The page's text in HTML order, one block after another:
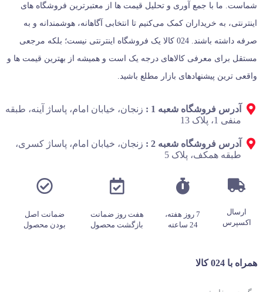
شماست. ما با جمع‌ آوری و تحلیل قیمت‌ ها از معتبرترین فروشگاه‌ های
اینترنتی، به خریداران کمک می‌کنیم تا انتخابی آگاهانه، هوشمندانه و به‌
صرفه داشته باشند. 024 کالا یک فروشگاه اینترنتی نیست؛ بلکه مرجعی
مستقل برای معرفی کالاهای درجه یک است و همیشه از بهترین قیمت‌ ها و
واقعی‌ ترین پیشنهادهای بازار مطلع باشید.
آدرس فروشگاه شعبه 1 :
زنجان، خیابان امام، پاساژ آینه، طبقه
منفی 1، پلاک 13
آدرس فروشگاه شعبه 2 :
زنجان، خیابان امام، پاساژ کسری،
طبقه همکف، پلاک 5
ارسال
اکسپرس
7 روز هفته،
24 ساعته
هفت روز ضمانت
بازگشت محصول
ضمانت اصل
بودن محصول
همراه با 024 کالا